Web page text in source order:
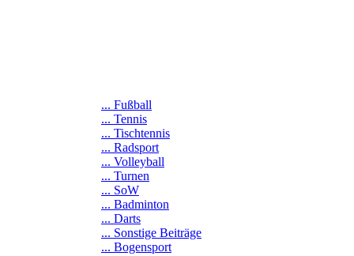
... Fußball
... Tennis
... Tischtennis
... Radsport
... Volleyball
... Turnen
... SoW
... Badminton
... Darts
... Sonstige Beiträge
... Bogensport